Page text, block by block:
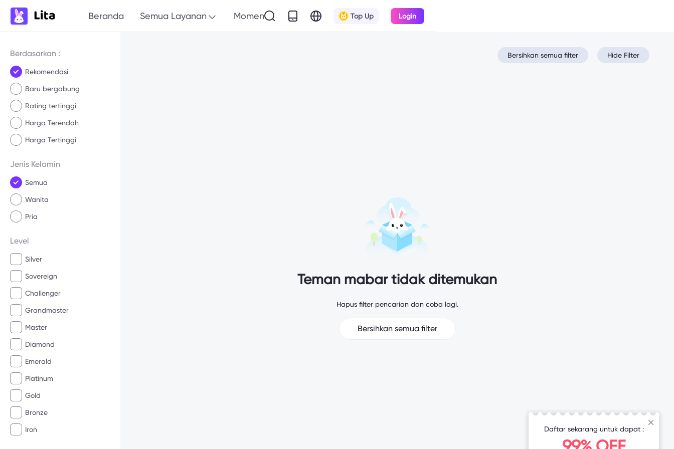
Beranda Semua Layanan Momen Top Up Login
Berdasarkan :
Rekomendasi
Baru bergabung
Rating tertinggi
Harga Terendah
Harga Tertinggi
Jenis Kelamin
Semua
Wanita
Pria
Level
Silver
Sovereign
Challenger
Grandmaster
Master
Diamond
Emerald
Platinum
Gold
Bronze
Iron
Bersihkan semua filter Hide Filter
Teman mabar tidak ditemukan
Hapus filter pencarian dan coba lagi.
Bersihkan semua filter
Daftar sekarang untuk dapat :